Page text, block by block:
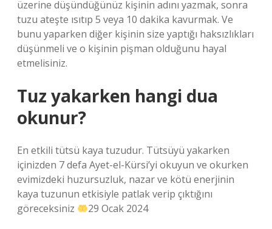
üzerine düşündüğünüz kişinin adını yazmak, sonra
tuzu ateşte ısıtıp 5 veya 10 dakika kavurmak. Ve
bunu yaparken diğer kişinin size yaptığı haksızlıkları
düşünmeli ve o kişinin pişman olduğunu hayal
etmelisiniz.
Tuz yakarken hangi dua
okunur?
En etkili tütsü kaya tuzudur. Tütsüyü yakarken
içinizden 7 defa Ayet-el-Kürsi’yi okuyun ve okurken
evimizdeki huzursuzluk, nazar ve kötü enerjinin
kaya tuzunun etkisiyle patlak verip çıktığını
göreceksiniz
29 Ocak 2024